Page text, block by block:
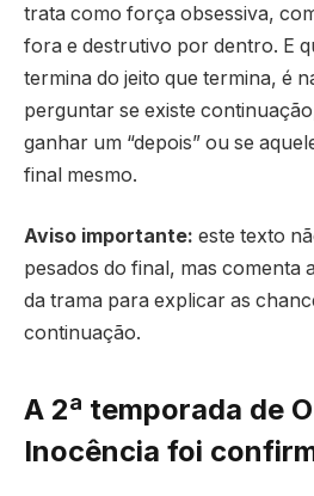
trata como força obsessiva,
fora e destrutivo por dentro. E
termina do jeito que termina, é
perguntar se existe
ganhar um “depois” ou se
final mesmo.
Aviso importante: este texto
pesados do final, mas comenta
da trama para explicar as
continuação.
A 2ª temporada de
Inocência foi